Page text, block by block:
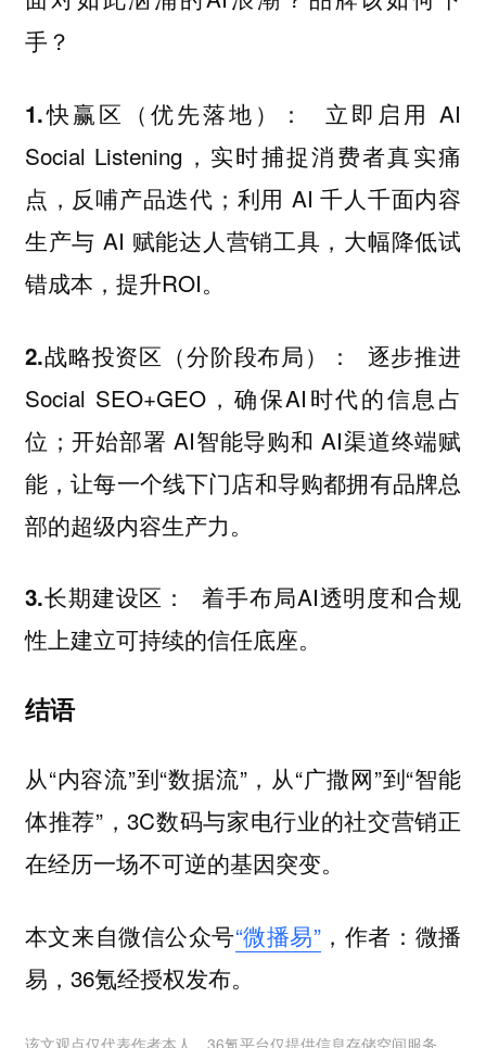
手？
1.快赢区（优先落地）：
立即启用 AI
Social Listening，实时捕捉消费者真实痛
点，反哺产品迭代；利用 AI 千人千面内容
生产与 AI 赋能达人营销工具，大幅降低试
错成本，提升ROI。
2.战略投资区（分阶段布局）：
逐步推进
Social SEO+GEO，确保AI时代的信息占
位；开始部署 AI智能导购和 AI渠道终端赋
能，让每一个线下门店和导购都拥有品牌总
部的超级内容生产力。
3.长期建设区：
着手布局AI透明度和合规
性上建立可持续的信任底座。
结语
从“内容流”到“数据流”，从“广撒网”到“智能
体推荐”，3C数码与家电行业的社交营销正
在经历一场不可逆的基因突变。
本文来自微信公众号“微播易”，作者：微播
易，36氪经授权发布。